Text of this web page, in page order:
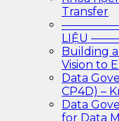
Transfer
———————
LIỆU
Building
Vision to
Data
CP4D) –
Data
for Data